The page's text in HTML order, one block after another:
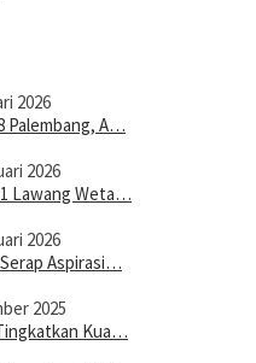
2026
Palembang, A…
2026
1 Lawang Weta…
2026
Aspirasi…
2025
Kua…